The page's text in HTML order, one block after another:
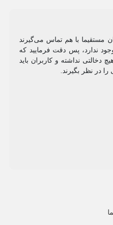
مستقیما با هم تماس می‌گیرند
ندارد، پس دقت فرمایید که
دخالتی نداشته و کاربران باید
در نظر بگیرند.